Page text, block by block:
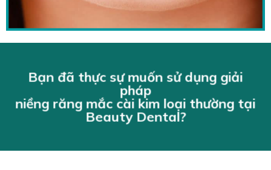
Bạn đã thực sự muốn sử dụng giải
pháp
niềng răng mắc cài kim loại thường tại
Beauty Dental?